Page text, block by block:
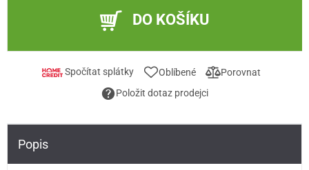
DO KOŠÍKU
Spočítat splátky Oblíbené
Porovnat
Položit dotaz prodejci
Popis